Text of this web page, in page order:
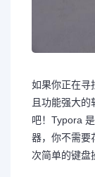
如果你正在寻
且功能强大
吧！Typora
器，你不需要
次简单的键盘